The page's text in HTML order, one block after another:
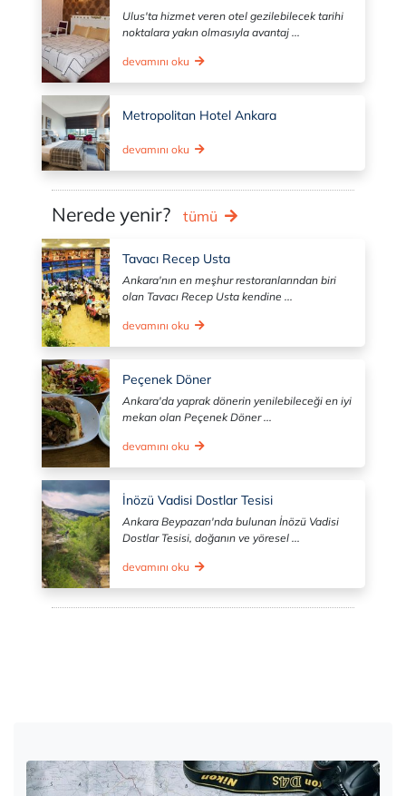
Ulus'ta hizmet veren otel gezilebilecek tarihi
noktalara yakın olmasıyla avantaj ...
devamını oku
Metropolitan Hotel Ankara
devamını oku
Nerede yenir? tümü
Tavacı Recep Usta
Ankara'nın en meşhur restoranlarından biri
olan Tavacı Recep Usta kendine ...
devamını oku
Peçenek Döner
Ankara'da yaprak dönerin yenilebileceği en iyi
mekan olan Peçenek Döner ...
devamını oku
İnözü Vadisi Dostlar Tesisi
Ankara Beypazarı'nda bulunan İnözü Vadisi
Dostlar Tesisi, doğanın ve yöresel ...
devamını oku